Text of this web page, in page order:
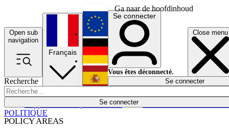
Ga naar de hoofdinhoud
Open sub
navigation
Close menu
Recherche
Se connecter
POLICY AREAS
Économie
Français
English
Deutsch
Español
Se connecter
Vous êtes déconnecté.
Se connecter
POLITIQUE